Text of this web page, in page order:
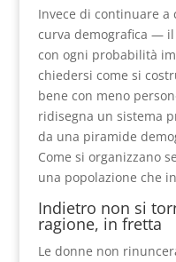
Invece di continuare a
curva demografica —
con ogni probabilità
chiedersi come si
bene con meno
ridisegna un sistema
da una piramide
Come si organizzano
una popolazione che
Indietro non si
ragione, in fretta
Le donne non